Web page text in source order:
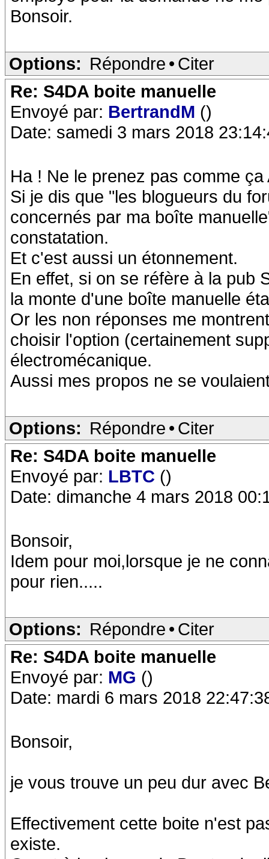
Bonsoir.
Options: Répondre • Citer
Re: S4DA boite manuelle
Envoyé par: BertrandM ()
Date: samedi 3 mars 2018
Ha ! Ne le prenez pas comme ça
Si je dis que "les blogueurs du
concernés par ma boîte
constatation.
Et c'est aussi un étonnement.
En effet, si on se réfère à la pub
la monte d'une boîte manuelle
Or les non réponses me
choisir l'option (certainement
électromécanique.
Aussi mes propos ne se
Options: Répondre • Citer
Re: S4DA boite manuelle
Envoyé par: LBTC ()
Date: dimanche 4 mars 2018
Bonsoir,
Idem pour moi,lorsque je ne
pour rien.....
Options: Répondre • Citer
Re: S4DA boite manuelle
Envoyé par: MG ()
Date: mardi 6 mars 2018
Bonsoir,
je vous trouve un peu dur avec
Effectivement cette boite n'est
existe.